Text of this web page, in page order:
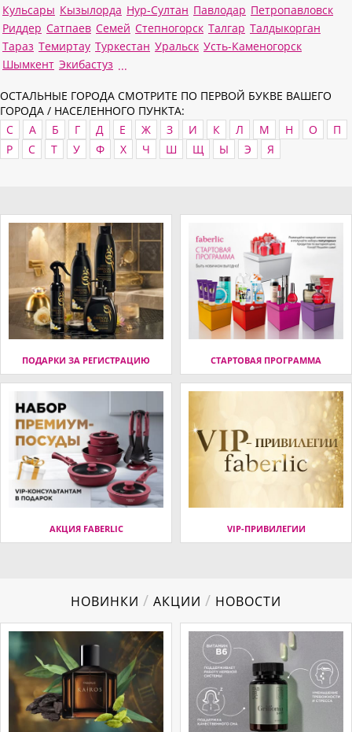
Кульсары Кызылорда Нур-Султан Павлодар Петропавловск
Риддер Сатпаев Семей Степногорск Талгар Талдыкорган
Тараз Темиртау Туркестан Уральск Усть-Каменогорск
Шымкент Экибастуз ...
ОСТАЛЬНЫЕ ГОРОДА СМОТРИТЕ ПО ПЕРВОЙ БУКВЕ ВАШЕГО
ГОРОДА / НАСЕЛЕННОГО ПУНКТА:
C
А Б Г Д Е Ж З И К Л М Н О
П
Р
С Т У Ф Х Ч Ш Щ Ы Э Я
ПОДАРКИ ЗА РЕГИСТРАЦИЮ СТАРТОВАЯ ПРОГРАММА
АКЦИЯ FABERLIC VIP-ПРИВИЛЕГИИ
НОВИНКИ / АКЦИИ / НОВОСТИ